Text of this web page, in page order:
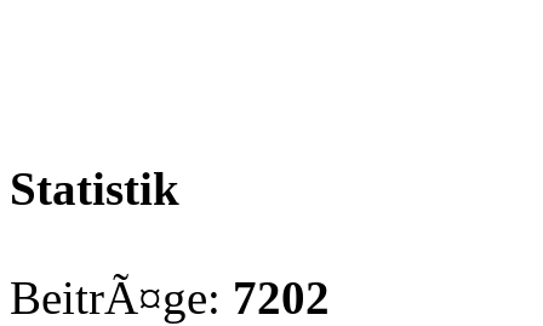
Statistik
BeitrÃ¤ge: 7202